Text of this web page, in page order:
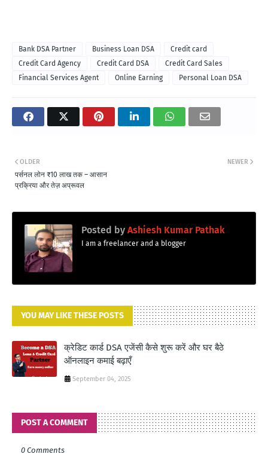
Bank DSA Partner Business Loan DSA
Credit card
Credit Card Agency
Credit Card DSA
Credit Card Sales
Financial Services Agent
Online Earning Personal Loan DSA
NEWER
OLDER
पर्सनल लोन ₹10 लाख तक – आसान
प्रक्रिया और तेज़ अप्रूवल
Posted by Ashiesh Kumar Pathak
I am a freelancer and a blogger
YOU MAY LIKE THESE POSTS
क्रेडिट कार्ड DSA एजेंसी कैसे शुरू करें और घर बैठे
ऑनलाइन कमाई बढ़ाएँ
September 04, 2025
POST A COMMENT
0 Comments